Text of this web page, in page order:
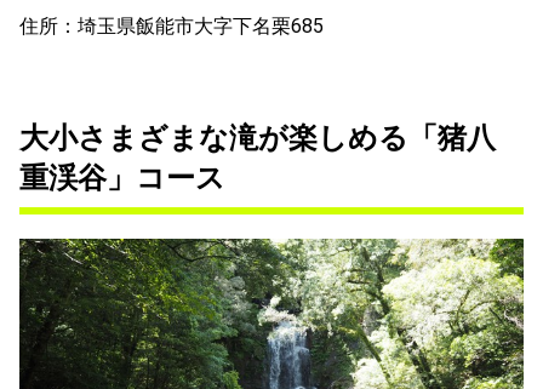
住所：埼玉県飯能市大字下名栗685
大小さまざまな滝が楽しめる「猪八
重渓谷」コース